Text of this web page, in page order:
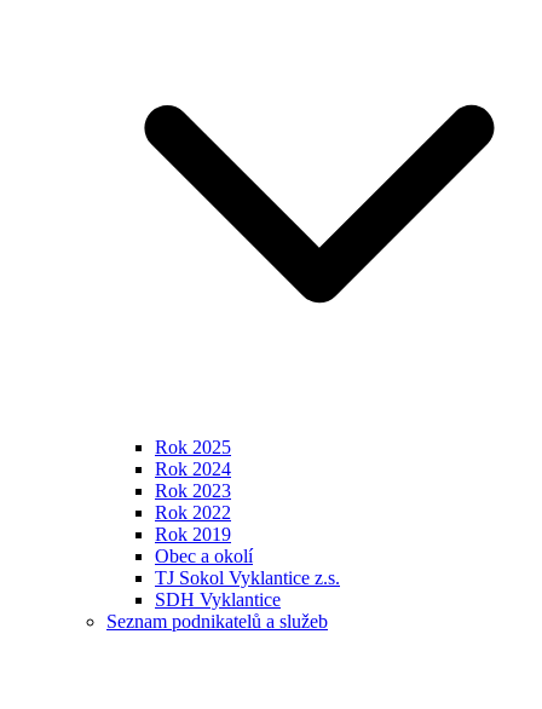
Rok 2025
Rok 2024
Rok 2023
Rok 2022
Rok 2019
Obec a okolí
TJ Sokol Vyklantice z.s.
SDH Vyklantice
Seznam podnikatelů a služeb